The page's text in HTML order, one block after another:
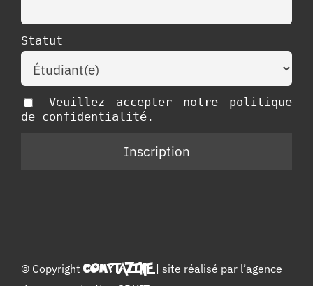
Statut
Veuillez accepter notre politique
de confidentialité.
© Copyright COMPTAZINE| site réalisé par l’agence